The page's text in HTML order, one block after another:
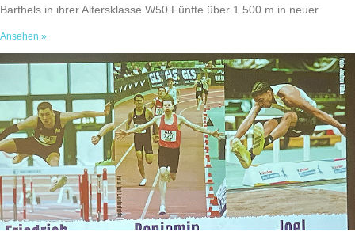
Barthels in ihrer Altersklasse W50 Fünfte über 1.500 m in neuer
Ansehen »